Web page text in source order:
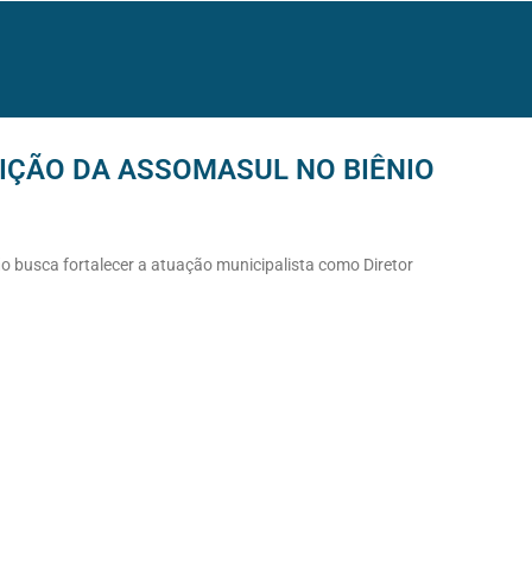
DA ASSOMASUL NO BIÊNIO
busca fortalecer a atuação municipalista como Diretor